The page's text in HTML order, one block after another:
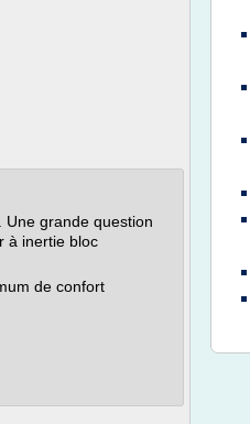
grande question
à inertie bloc
de confort